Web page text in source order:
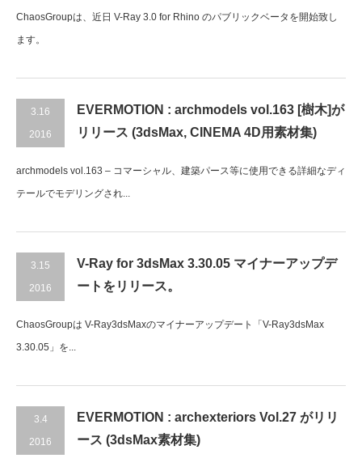
ChaosGroupは、近日 V-Ray 3.0 for Rhino のパブリックベータを開始致し
ます。
3.16
2016
EVERMOTION : archmodels vol.163 [樹木]が
リリース (3dsMax, CINEMA 4D用素材集)
archmodels vol.163 – コマーシャル、建築パース等に使用できる詳細なディ
テールでモデリングされ...
3.15
2016
V-Ray for 3dsMax 3.30.05 マイナーアップデ
ートをリリース。
ChaosGroupは V-Ray3dsMaxのマイナーアップデート「V-Ray3dsMax
3.30.05」を...
3.4
2016
EVERMOTION : archexteriors Vol.27 がリリ
ース (3dsMax素材集)